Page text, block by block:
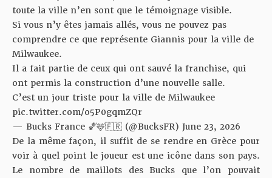
toute la ville n’en sont que le témoignage visible.
Si vous n’y êtes jamais allés, vous ne pouvez pas
comprendre ce que représente Giannis pour la ville de
Milwaukee.
Il a fait partie de ceux qui ont sauvé la franchise, qui
ont permis la construction d’une nouvelle salle.
C’est un jour triste pour la ville de Milwaukee
pic.twitter.com/o5P0gqmZQr
— Bucks France 🏀🦌🇫🇷 (@BucksFR) June 23, 2026
De la même façon, il suffit de se rendre en Grèce pour
voir à quel point le joueur est une icône dans son pays.
Le nombre de maillots des Bucks que l’on pouvait